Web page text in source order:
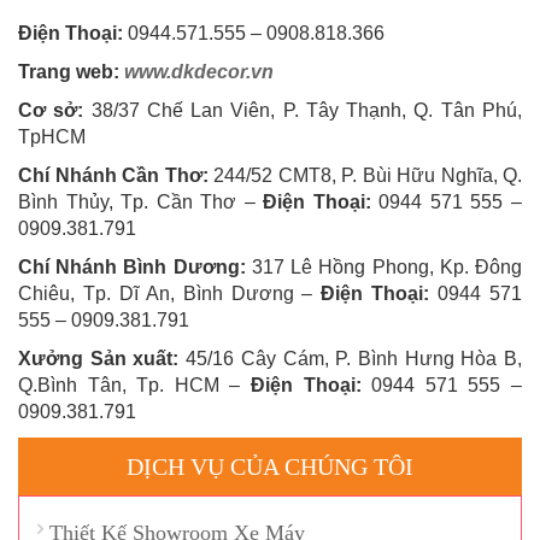
Điện Thoại: 0944.571.555 – 0908.818.366
Trang web: www.dkdecor.vn
Cơ sở: 38/37 Chế Lan Viên, P. Tây Thạnh, Q. Tân Phú,
TpHCM
Chí Nhánh Cần Thơ: 244/52 CMT8, P. Bùi Hữu Nghĩa, Q.
Bình Thủy, Tp. Cần Thơ –Điện Thoại: 0944 571 555 –
0909.381.791
Chí Nhánh Bình Dương: 317 Lê Hồng Phong, Kp. Đông
Chiêu, Tp. Dĩ An, Bình Dương –Điện Thoại: 0944 571
555 – 0909.381.791
Xưởng Sản xuất: 45/16 Cây Cám, P. Bình Hưng Hòa B,
Q.Bình Tân, Tp. HCM – Điện Thoại: 0944 571 555 –
0909.381.791
DỊCH VỤ CỦA CHÚNG TÔI
Thiết Kế Showroom Xe Máy